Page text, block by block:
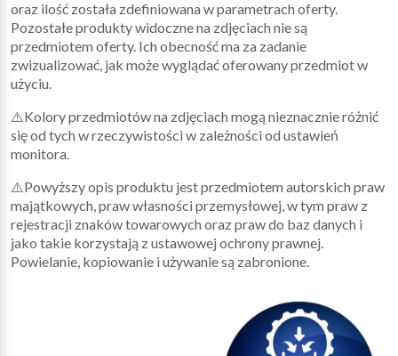
oraz ilość została zdefiniowana w parametrach oferty.
Pozostałe produkty widoczne na zdjęciach nie są
przedmiotem oferty. Ich obecność ma za zadanie
zwizualizować, jak może wyglądać oferowany przedmiot w
użyciu.
⚠️Kolory przedmiotów na zdjęciach mogą nieznacznie różnić
się od tych w rzeczywistości w zależności od ustawień
monitora.
⚠️Powyższy opis produktu jest przedmiotem autorskich praw
majątkowych, praw własności przemysłowej, w tym praw z
rejestracji znaków towarowych oraz praw do baz danych i
jako takie korzystają z ustawowej ochrony prawnej.
Powielanie, kopiowanie i używanie są zabronione.